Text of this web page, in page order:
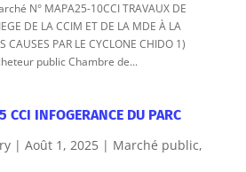
N° MAPA25-10CCI TRAVAUX DE
DE LA CCIM ET DE LA MDE À LA
CAUSES PAR LE CYCLONE CHIDO 1)
public Chambre de...
INFOGERANCE DU PARC
| Août 1, 2025| Marché public,